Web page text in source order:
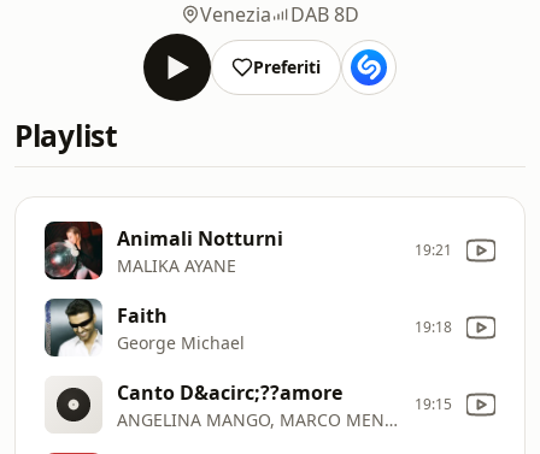
Venezia
DAB 8D
Preferiti
Playlist
Animali Notturni
MALIKA AYANE
19:21
Faith
George Michael
19:18
Canto D&acirc;??amore
ANGELINA MANGO, MARCO MENGONI
19:15